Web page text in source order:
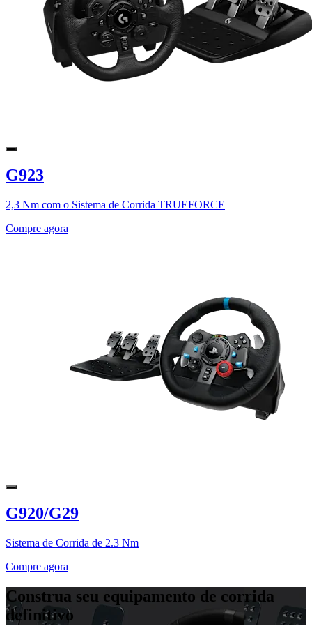
G923
2,3 Nm com o Sistema de Corrida TRUEFORCE
Compre agora
G920/G29
Sistema de Corrida de 2.3 Nm
Compre agora
Construa seu equipamento de corrida
definitivo